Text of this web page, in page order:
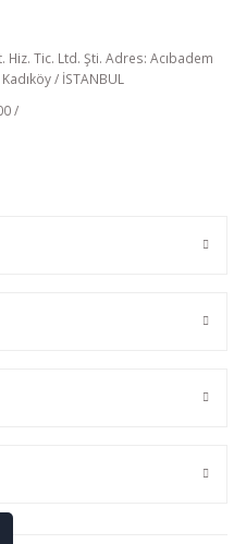
Tic. Ltd. Şti. Adres: Acıbadem
/ İSTANBUL
/